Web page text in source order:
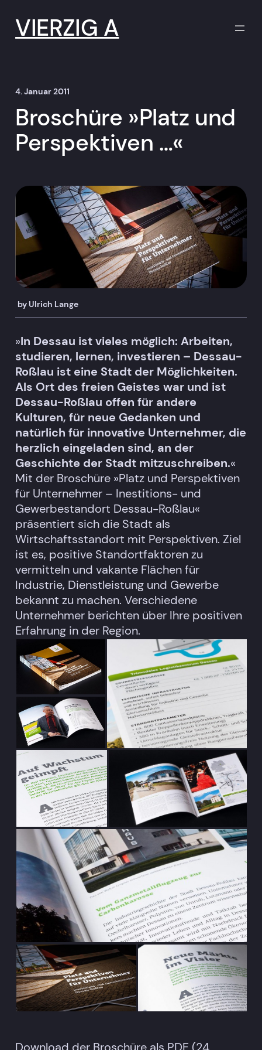
Inhalt
springenVIERZIG A
4. Januar 2011
Broschüre »Platz und
Perspektiven …«
by Ulrich Lange
»In Dessau ist vieles möglich: Arbeiten,
studieren, lernen, investieren – Dessau-
Roßlau ist eine Stadt der Möglichkeiten.
Als Ort des freien Geistes war und ist
Dessau-Roßlau offen für andere
Kulturen, für neue Gedanken und
natürlich für innovative Unternehmer, die
herzlich eingeladen sind, an der
Geschichte der Stadt mitzuschreiben.«
Mit der Broschüre »Platz und Perspektiven
für Unternehmer – Inestitions- und
Gewerbestandort Dessau-Roßlau«
präsentiert sich die Stadt als
Wirtschaftsstandort mit Perspektiven.Ziel
ist es, positive Standortfaktoren zu
vermitteln und vakante Flächen für
Industrie, Dienstleistung und Gewerbe
bekannt zu machen. Verschiedene
Unternehmer berichten über Ihre positiven
Erfahrung in der Region.